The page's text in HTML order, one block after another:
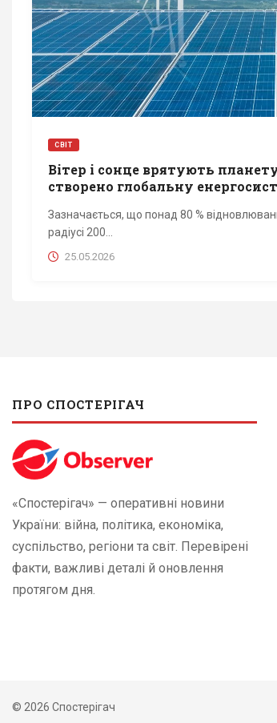
СВІТ
Вітер і сонце врятують
створено глобальну
Зазначається, що понад 80 %
радіусі 200...
25.05.2026
ПРО СПОСТЕРІГАЧ
«Спостерігач» — оперативні новини
України: війна, політика, економіка,
суспільство, регіони та світ. Перевірені
факти, важливі деталі й оновлення
протягом дня.
© 2026 Спостерігач